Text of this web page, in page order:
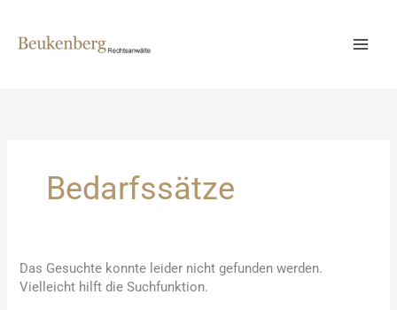
springen
Bedarfssätze
Das Gesuchte konnte leider nicht gefunden werden.
Vielleicht hilft die Suchfunktion.